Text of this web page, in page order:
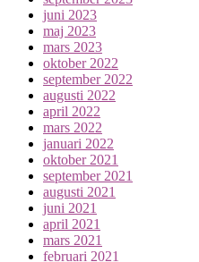
juni 2023
maj 2023
mars 2023
oktober 2022
september 2022
augusti 2022
april 2022
mars 2022
januari 2022
oktober 2021
september 2021
augusti 2021
juni 2021
april 2021
mars 2021
februari 2021